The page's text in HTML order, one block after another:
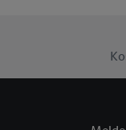
Adresse in
den Lidl-Diensten
Wenn das der Fall ist,
Kundenkonto-
Insbesondere können